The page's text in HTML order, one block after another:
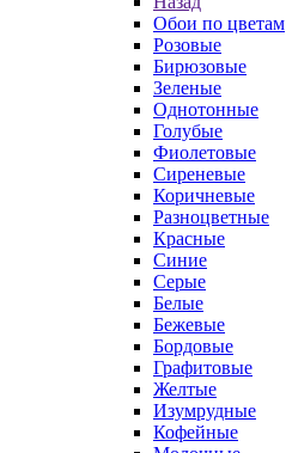
Обои по цветам
Розовые
Бирюзовые
Зеленые
Однотонные
Голубые
Фиолетовые
Сиреневые
Коричневые
Разноцветные
Красные
Синие
Серые
Белые
Бежевые
Бордовые
Графитовые
Желтые
Изумрудные
Кофейные